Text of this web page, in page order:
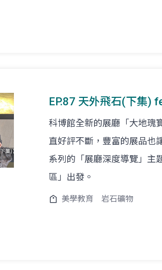
EP.87 天外飛石(下集)
科博館全新的展廳「大地瑰
直好評不斷，豐富的展品也
系列的「展廳深度導覽」主
區」出發。
美學教育 岩石礦物